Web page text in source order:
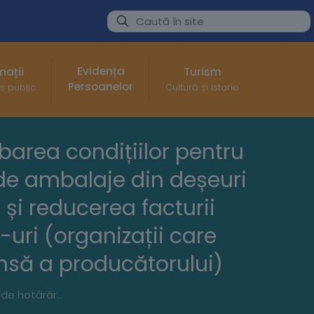
public
Evidența
Persoanelor
Turism
Cultură și Istorie
condițiilor pentru
ambalaje din deșeuri
reducerea facturii
uri (organizații care
a producătorului)
Proiect de hotărâre nr. 120 din 02.06.2026 privind aprobarea condițiilor pentru acoperirea costurilor nete de gestionare a deșeurilor de ambalaje din deșeuri municipale, gestionate prin serviciul de salubrizare și reducerea facturii utilizatorilor casnici cu sumele încasate de la OIREP-uri (organizații care implementează obligațiile privind răspunderea extinsă a producătorului)